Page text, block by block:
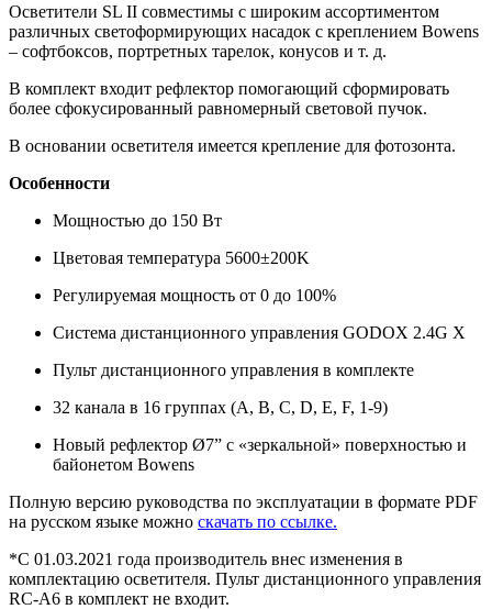
Осветители SL II совместимы с широким ассортиментом
различных светоформирующих насадок с креплением Bowens
– софтбоксов, портретных тарелок, конусов и т. д.
В комплект входит рефлектор помогающий сформировать
более сфокусированный равномерный световой пучок.
В основании осветителя имеется крепление для фотозонта.
Особенности
Мощностью до 150 Вт
Цветовая температура 5600±200K
Регулируемая мощность от 0 до 100%
Система дистанционного управления GODOХ 2.4G X
Пульт дистанционного управления в комплекте
32 канала в 16 группах (A, B, C, D, E, F, 1-9)
Новый рефлектор Ø7” с «зеркальной» поверхностью и
байонетом Bowens
Полную версию руководства по эксплуатации в формате PDF
на русском языке можно скачать по ссылке.
*С 01.03.2021 года производитель внес изменения в
комплектацию осветителя. Пульт дистанционного управления
RC-A6 в комплект не входит.